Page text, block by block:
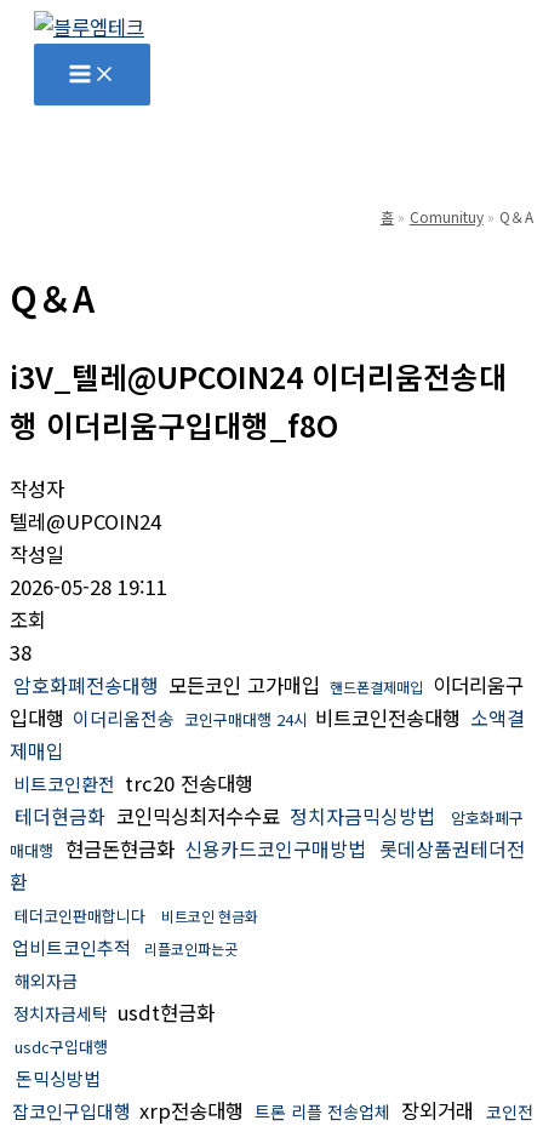
Main
Menu
홈 Comunituy Q＆A
Q＆A
i3V_텔레@UPCOIN24 이더리움전송대
행 이더리움구입대행_f8O
작성자
텔레@UPCOIN24
작성일
2026-05-28 19:11
조회
38
암호화폐전송대행 모든코인 고가매입 핸드폰결제매입 이더리움구
입대행 이더리움전송 코인구매대행 24시 비트코인전송대행 소액결
제매입
비트코인환전 trc20 전송대행
테더현금화 코인믹싱최저수수료 정치자금믹싱방법
암호화폐구
매대행
현금돈현금화 신용카드코인구매방법 롯데상품권테더전
환
테더코인판매합니다 비트코인 현금화
업비트코인추적 리플코인파는곳
해외자금
정치자금세탁 usdt현금화
usdc구입대행
돈믹싱방법
잡코인구입대행 xrp전송대행 트론 리플 전송업체 장외거래 코인전